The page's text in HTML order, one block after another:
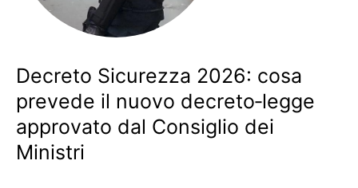
Decreto Sicurezza 2026: cosa
prevede il nuovo decreto‑legge
approvato dal Consiglio dei
Ministri